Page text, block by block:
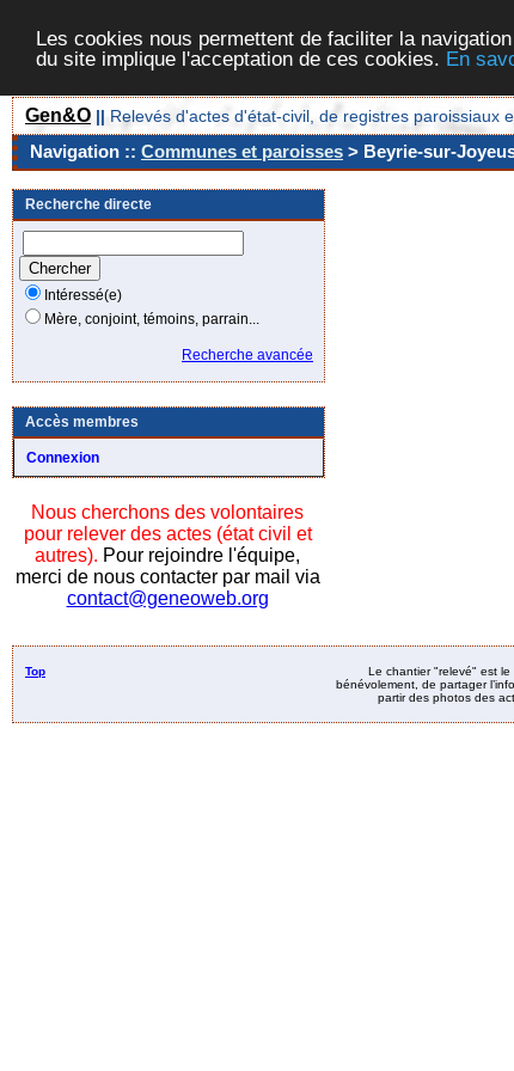
Les cookies nous permettent de faciliter la
du site implique l'acceptation de ces cookies. En
Gen&O || Relevés d'actes d'état-civil, de registres paroissiaux
Navigation :: Communes et paroisses > Beyrie-sur-
Recherche directe
Intéressé(e)
Mère, conjoint, témoins, parrain...
Recherche avancée
Accès membres
Connexion
Nous cherchons des volontaires
pour relever des actes (état civil et
autres). Pour rejoindre l'équipe,
merci de nous contacter par mail via
contact@geneoweb.org
Top
Le chantier "relevé" est le
bénévolement, de partager
partir des photos des